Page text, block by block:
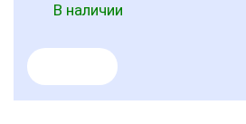
В наличии